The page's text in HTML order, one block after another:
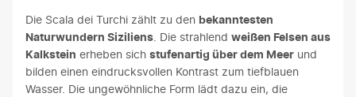
Die Scala dei Turchi zählt zu den bekanntesten
Naturwundern Siziliens. Die strahlend weißen Felsen aus
Kalkstein erheben sich stufenartig über dem Meer und
bilden einen eindrucksvollen Kontrast zum tiefblauen
Wasser. Die ungewöhnliche Form lädt dazu ein, die